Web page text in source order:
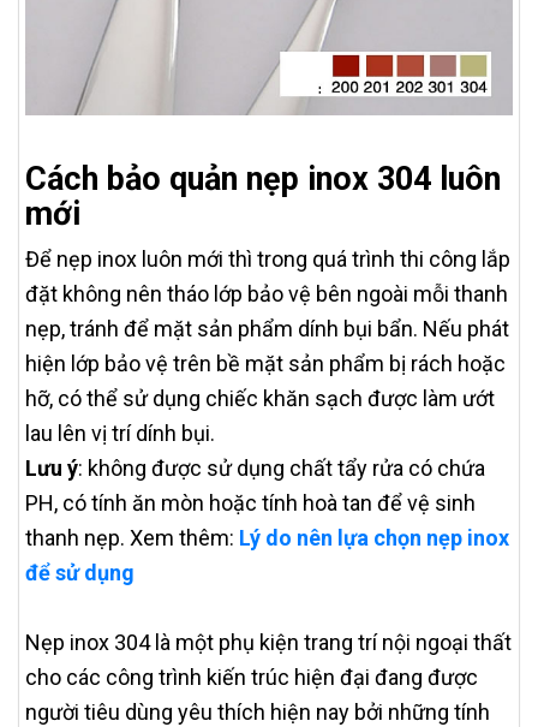
Cách bảo quản nẹp inox 304 luôn
mới
Để nẹp inox luôn mới thì trong quá trình thi công lắp
đặt không nên tháo lớp bảo vệ bên ngoài mỗi thanh
nẹp, tránh để mặt sản phẩm dính bụi bẩn. Nếu phát
hiện lớp bảo vệ trên bề mặt sản phẩm bị rách hoặc
hỡ, có thể sử dụng chiếc khăn sạch được làm ướt
lau lên vị trí dính bụi.
Lưu ý: không được sử dụng chất tẩy rửa có chứa
PH, có tính ăn mòn hoặc tính hoà tan để vệ sinh
thanh nẹp. Xem thêm: Lý do nên lựa chọn nẹp inox
để sử dụng
Nẹp inox 304 là một phụ kiện trang trí nội ngoại thất
cho các công trình kiến trúc hiện đại đang được
người tiêu dùng yêu thích hiện nay bởi những tính